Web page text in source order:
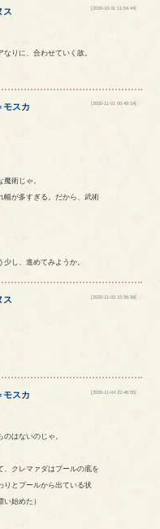
ス
[2020-10-31 11:54:44]
りに、合わせていく故。
モスカ
[2020-11-01 00:49:14]
術じゃ。
幅が多すぎる。だから、武術
し、進めてみようか。
ス
[2020-11-03 15:56:58]
モスカ
[2020-11-04 22:46:55]
はないのじゃ。
、クレマァダはプールの底を
りとプールから出ている状
始めた）